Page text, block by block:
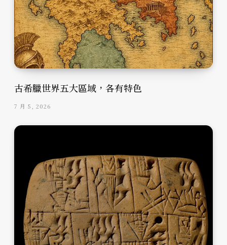
古希臘世界五大區域，各有特色
7 月 5, 2026